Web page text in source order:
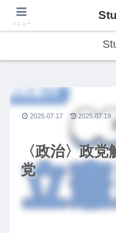
総
〈政治〉政
党
2025.07.17 2025.07.19
メニュー